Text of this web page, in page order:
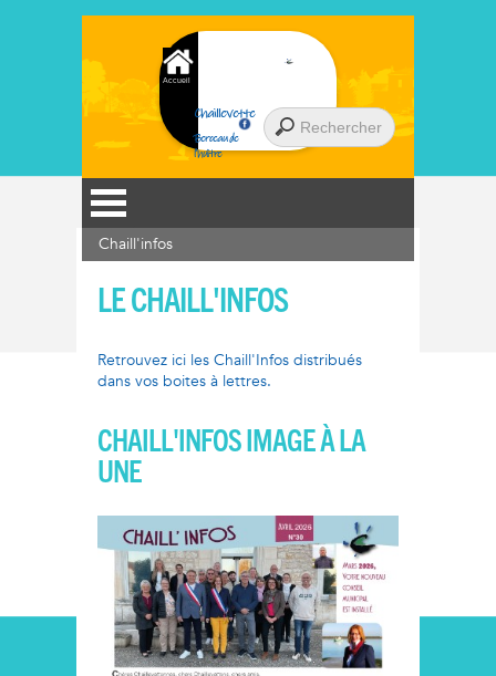
Accueil
Chaillevette
Berceau de
l'huître
Chaill'infos
LE CHAILL'INFOS
Retrouvez ici les Chaill'Infos distribués
dans vos boites à lettres.
CHAILL'INFOS IMAGE À LA
UNE